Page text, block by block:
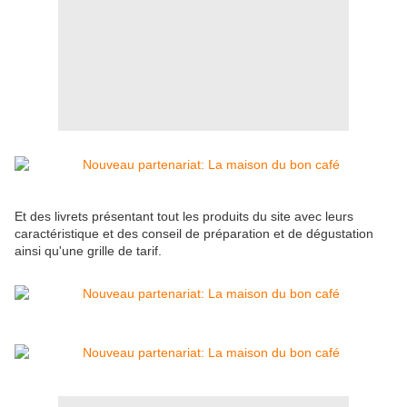
Et des livrets présentant tout les produits du site avec leurs
caractéristique et des conseil de préparation et de dégustation
ainsi qu'une grille de tarif.